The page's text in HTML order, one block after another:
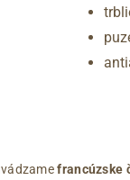
francúzske